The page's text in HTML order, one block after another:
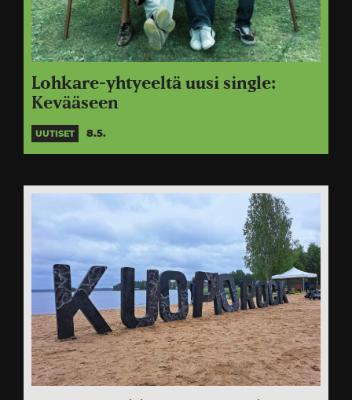
Lohkare-yhtyeeltä uusi single:
Kevääseen
UUTISET 8.5.